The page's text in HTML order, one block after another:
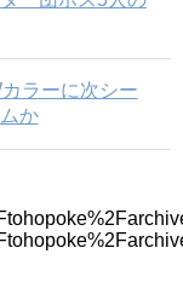
ラーに次シー
か